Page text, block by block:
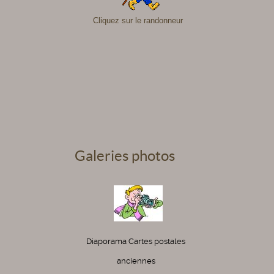
Cliquez sur le randonneur
Galeries photos
Diaporama Cartes postales
anciennes